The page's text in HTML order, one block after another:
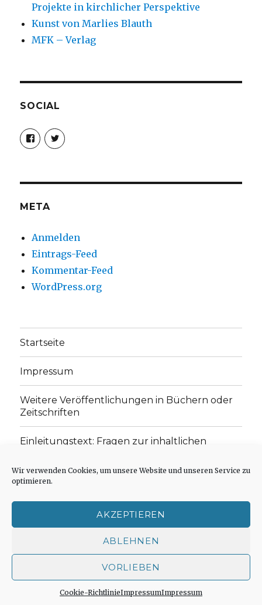
Wir verwenden Cookies, um unsere Website und unseren Service zu
optimieren.
AKZEPTIEREN
ABLEHNEN
VORLIEBEN
Cookie-RichtlinieImpressumImpressum
Projekte in kirchlicher Perspektive
Kunst von Marlies Blauth
MFK – Verlag
SOCIAL
Profil
von
christoph.fleischer1
anzeigen
Profil
von
anzeigen
META
Anmelden
Eintrags-Feed
Kommentar-Feed
WordPress.org
Startseite
Impressum
Weitere Veröffentlichungen in Büchern oder
Zeitschriften
Einleitungstext: Fragen zur inhaltlichen
„schwachen Glaubens“
Cookie-Richtlinie (EU)
Impressum